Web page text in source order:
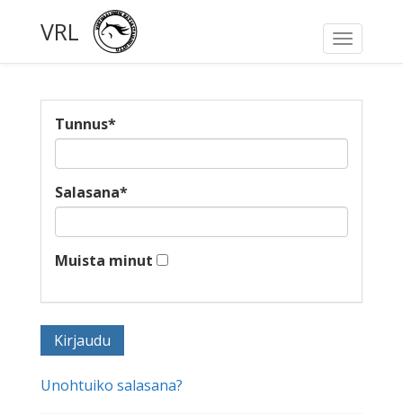
Toggle
VRL
Tunnus*
Salasana*
Muista minut
Unohtuiko salasana?